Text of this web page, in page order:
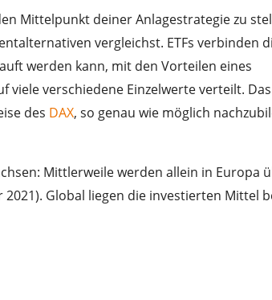
Mittelpunkt deiner Anlagestrategie zu
vergleichst. ETFs verbinden
werden kann, mit den Vorteilen eines
verschiedene Einzelwerte verteilt.
des DAX, so genau wie möglich
Mittlerweile werden allein in Europa
Global liegen die investierten Mittel
um den